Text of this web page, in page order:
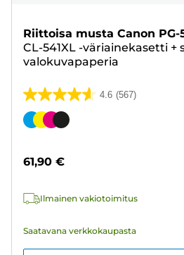
Riittoisa musta Canon
CL-541XL -väriainekasetti +
valokuvapaperia
4.6 (567)
4.6/5
tähteä.
Värikasetti
61,90 €
Ilmainen vakiotoimitus
Saatavana verkkokaupasta